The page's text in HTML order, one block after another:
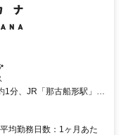
分、JR「那古船形駅」よ
均勤務日数：1ヶ月あた